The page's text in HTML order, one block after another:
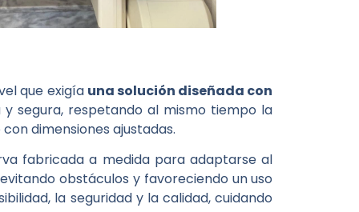
que exigía una solución diseñada con
segura, respetando al mismo tiempo la
dimensiones ajustadas.
fabricada a medida para adaptarse al
obstáculos y favoreciendo un uso
la seguridad y la calidad, cuidando